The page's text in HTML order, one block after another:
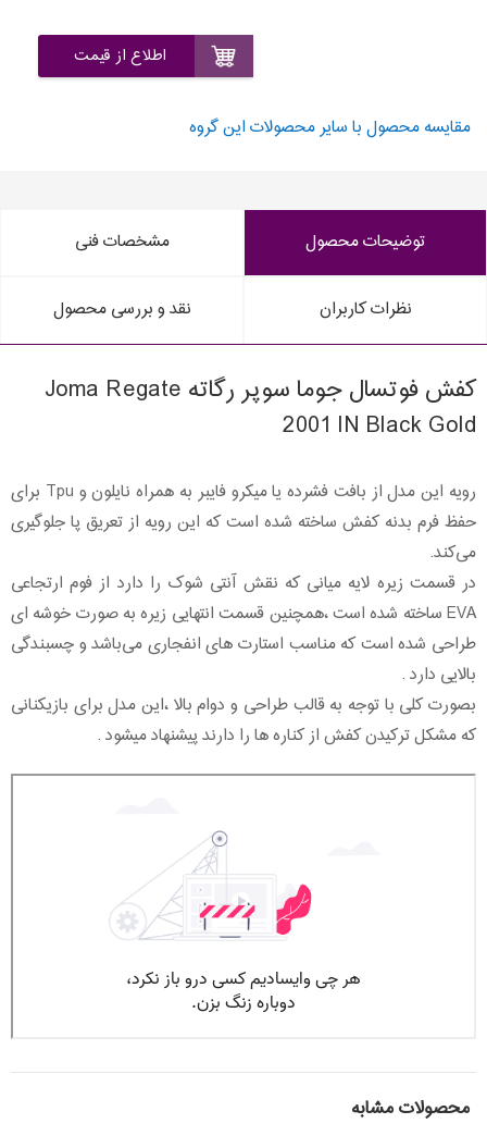
اطلاع از قیمت
مقایسه محصول با سایر محصولات این گروه
توضیحات محصول مشخصات فنی
نظرات کاربران نقد و بررسی محصول
کفش فوتسال جوما سوپر رگاته Joma Regate
2001 IN Black Gold
رویه این مدل از بافت فشرده یا میکرو فایبر به همراه نایلون و Tpu برای
حفظ فرم بدنه کفش ساخته شده است که این رویه از تعریق پا جلوگیری
می‌کند.
در قسمت زیره لایه میانی که نقش آنتی شوک را دارد از فوم ارتجاعی
EVA ساخته شده است ،همچنین قسمت انتهایی زیره به صورت خوشه ای
طراحی شده است که مناسب استارت های انفجاری می‌باشد و چسبندگی
بالایی دارد .
بصورت کلی با توجه به قالب طراحی و دوام بالا ،این مدل برای بازیکنانی
که مشکل ترکیدن کفش از کناره ها را دارند پیشنهاد میشود .
محصولات مشابه